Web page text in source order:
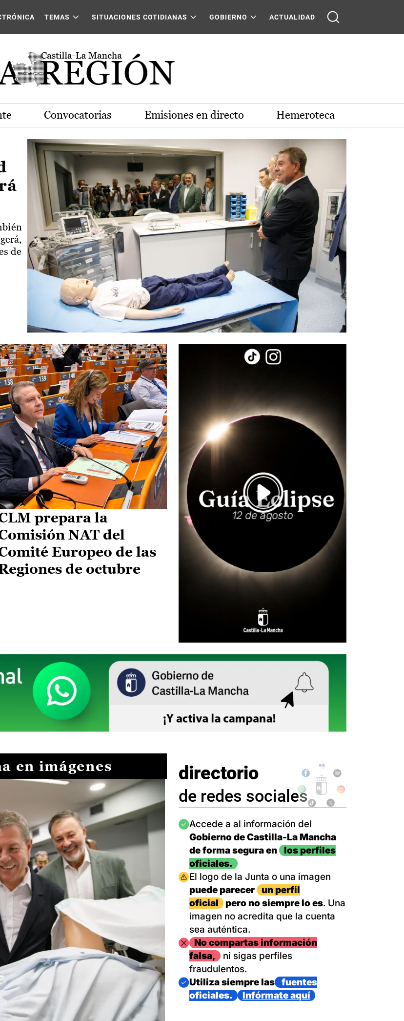
La Mancha
TEMAS SITUACIONES COTIDIANAS GOBIERNO ACTUALIDAD
Convocatorias Emisiones en directo Hemeroteca
de
prepara la
NAT del
Europeo de las
de octubre
en imágenes directorio
de redes sociales
Imagen
Accede a al información del
Gobierno de Castilla-La Mancha
de forma segura en
los perfiles
oficiales.
Imagen
El logo de la Junta o una imagen
puede parecer
un perfil
oficial
pero no siempre lo es. Una
imagen no acredita que la cuenta
sea auténtica.
ImagenNo compartas información
falsa,
ni sigas perfiles
fraudulentos.
Imagen
Utiliza siempre las
fuentes
oficiales.
Infórmate aquí